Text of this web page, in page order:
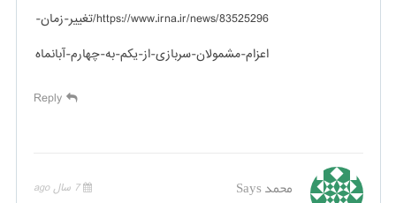
https://www.irna.ir/news/83525296/تغییر-زمان-
اعزام-مشمولان-سربازی-از-یکم-به-چهارم-آبانماه
Reply
محمدSays 7 سال ago